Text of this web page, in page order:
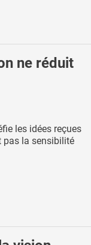
ne réduit
les idées reçues
pas la sensibilité